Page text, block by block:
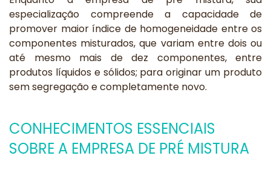
especialização compreende a capacidade de
promover maior índice de homogeneidade entre os
componentes misturados, que variam entre dois ou
até mesmo mais de dez componentes, entre
produtos líquidos e sólidos; para originar um produto
sem segregação e completamente novo.
CONHECIMENTOS ESSENCIAIS
SOBRE A EMPRESA DE PRÉ MISTURA